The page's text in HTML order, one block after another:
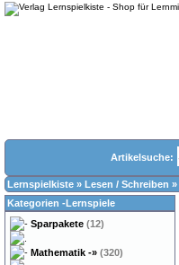
Artikelsuche:
Lernspielkiste » Lesen / Schreiben »
Kategorien -Lernspiele
Sparpakete (12)
Mathematik -» (320)